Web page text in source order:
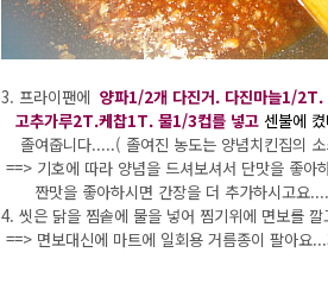
3. 프라이팬에 양파1/2개 다진거. 다진마늘1/
고추가루2T.케찹1T. 물1/3컵를 넣고 센불에
졸여줍니다.....( 졸여진 농도는 양념치킨집의
==> 기호에 따라 양념을 드셔보셔서 단맛을 좋아
짠맛을 좋아하시면 간장을 더 추가하시고요....
4. 씻은 닭을 찜솥에 물을 넣어 찜기위에 면보를
==> 면보대신에 마트에 일회용 거름종이 팔아요